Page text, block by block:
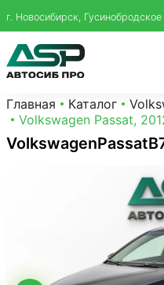
г. Новосибирск,
Главная Каталог
Volkswagen Passat,
VolkswagenPassat